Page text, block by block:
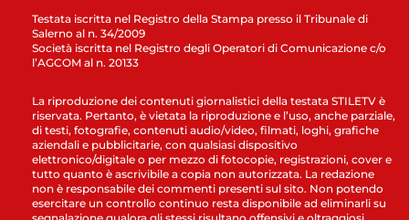
Testata iscritta nel Registro della Stampa presso il Tribunale di
Salerno al n. 34/2009
Società iscritta nel Registro degli Operatori di Comunicazione c/o
l’AGCOM al n. 20133
La riproduzione dei contenuti giornalistici della testata STILETV è
riservata. Pertanto, è vietata la riproduzione e l’uso, anche parziale,
di testi, fotografie, contenuti audio/video, filmati, loghi, grafiche
aziendali e pubblicitarie, con qualsiasi dispositivo
elettronico/digitale o per mezzo di fotocopie, registrazioni, cover e
tutto quanto è ascrivibile a copia non autorizzata. La redazione
non è responsabile dei commenti presenti sul sito. Non potendo
esercitare un controllo continuo resta disponibile ad eliminarli su